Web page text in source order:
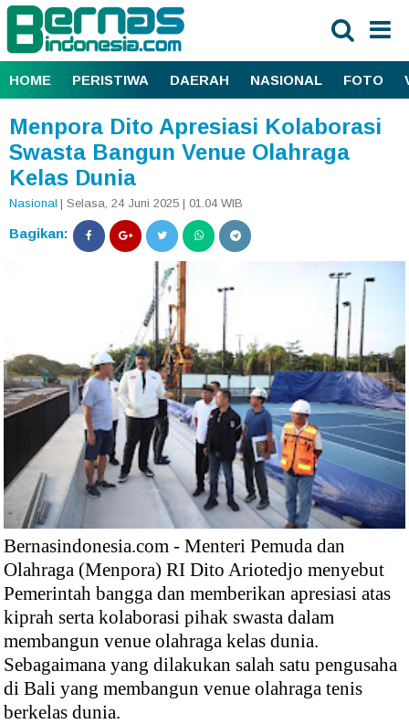
HOME PERISTIWA DAERAH NASIONAL FOTO
Menpora Dito Apresiasi Kolaborasi
Swasta Bangun Venue Olahraga
Kelas Dunia
Nasional | Selasa, 24 Juni 2025 | 01.04 WIB
Bagikan:
Bernasindonesia.com - Menteri Pemuda dan
Olahraga (Menpora) RI Dito Ariotedjo menyebut
Pemerintah bangga dan memberikan apresiasi atas
kiprah serta kolaborasi pihak swasta dalam
membangun venue olahraga kelas dunia.
Sebagaimana yang dilakukan salah satu pengusaha
di Bali yang membangun venue olahraga tenis
berkelas dunia.